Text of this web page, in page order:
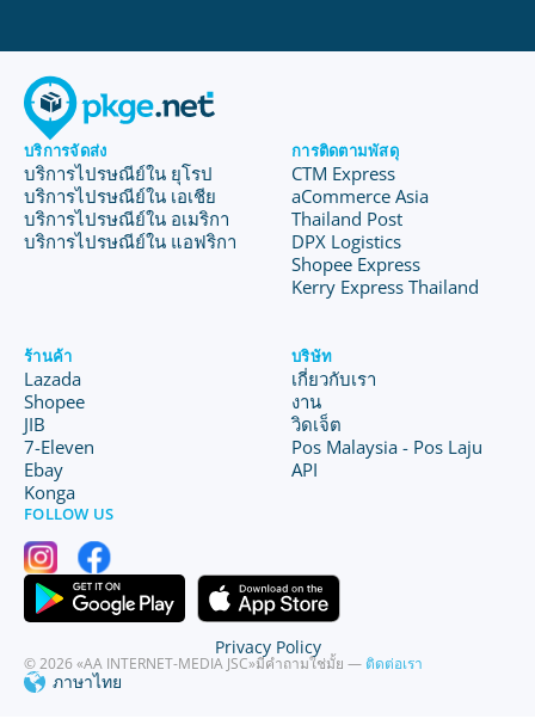
บริการจัดส่ง
บริการไปรษณีย์ใน ยุโรป
บริการไปรษณีย์ใน เอเชีย
บริการไปรษณีย์ใน อเมริกา
บริการไปรษณีย์ใน แอฟริกา
การติดตามพัสดุ
CTM Express
aCommerce Asia
Thailand Post
DPX Logistics
Shopee Express
Kerry Express Thailand
ร้านค้า
Lazada
Shopee
JIB
7-Eleven
Ebay
Konga
บริษัท
เกี่ยวกับเรา
งาน
วิดเจ็ต
Pos Malaysia - Pos Laju
API
FOLLOW US
© 2026 «AA INTERNET-MEDIA JSC»มีคำถามใช่มั้ย — ติดต่อเรา
ภาษาไทย
Privacy Policy